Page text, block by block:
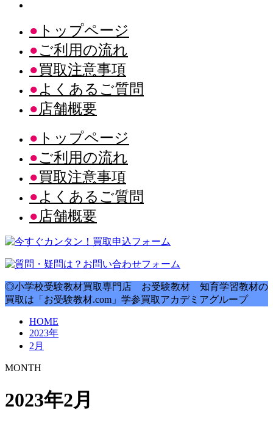
トップページ
ご利用の流れ
買取注意事項
よくあるご質問
店舗概要
トップページ
ご利用の流れ
買取注意事項
よくあるご質問
店舗概要
◎小学校受験教材買取専門店 お受験教材 知育学習教材の
買取は「お受験教材.com」学参買取アカデミアグループ
HOME
2023年
2月
MONTH
2023年2月